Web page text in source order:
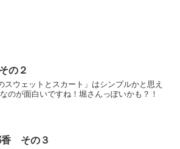
の２
スウェットとスカート」はシンプルかと思え
のが面白いですね！堀さんっぽいかも？！
香 その３